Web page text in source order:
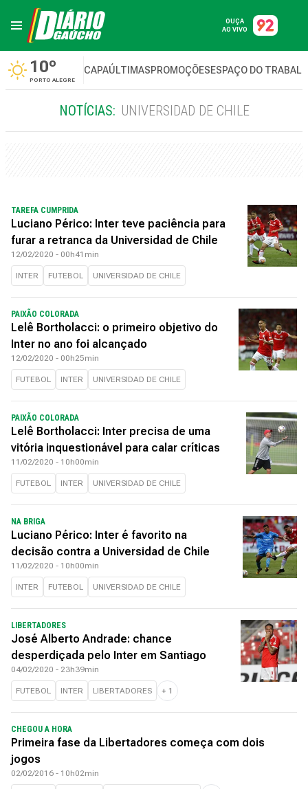
OUÇA
AO VIVO
10º
PORTO ALEGRE
CAPAÚLTIMASPROMOÇÕESESPAÇO DO
NOTÍCIAS: UNIVERSIDAD DE CHILE
TAREFA CUMPRIDA
Luciano Périco: Inter teve paciência para
furar a retranca da Universidad de Chile
12/02/2020 - 00h41min
INTER FUTEBOL UNIVERSIDAD DE CHILE
PAIXÃO COLORADA
Lelê Bortholacci: o primeiro objetivo do
Inter no ano foi alcançado
12/02/2020 - 00h25min
FUTEBOL INTER UNIVERSIDAD DE CHILE
PAIXÃO COLORADA
Lelê Bortholacci: Inter precisa de uma
vitória inquestionável para calar críticas
11/02/2020 - 10h00min
FUTEBOL INTER UNIVERSIDAD DE CHILE
NA BRIGA
Luciano Périco: Inter é favorito na
decisão contra a Universidad de Chile
11/02/2020 - 10h00min
INTER FUTEBOL UNIVERSIDAD DE CHILE
LIBERTADORES
José Alberto Andrade: chance
desperdiçada pelo Inter em Santiago
04/02/2020 - 23h39min
FUTEBOL INTER LIBERTADORES + 1
CHEGOU A HORA
Primeira fase da Libertadores começa com dois
jogos
02/02/2016 - 10h02min